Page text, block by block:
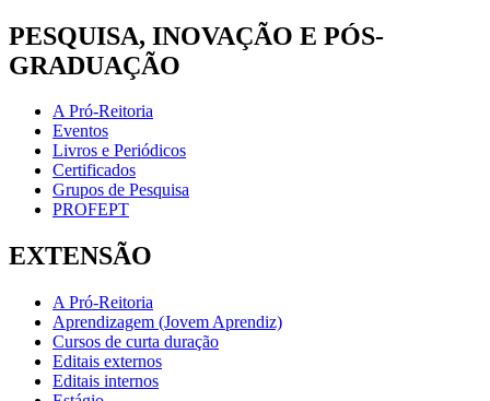
PESQUISA, INOVAÇÃO E PÓS-
GRADUAÇÃO
A Pró-Reitoria
Eventos
Livros e Periódicos
Certificados
Grupos de Pesquisa
PROFEPT
EXTENSÃO
A Pró-Reitoria
Aprendizagem (Jovem Aprendiz)
Cursos de curta duração
Editais externos
Editais internos